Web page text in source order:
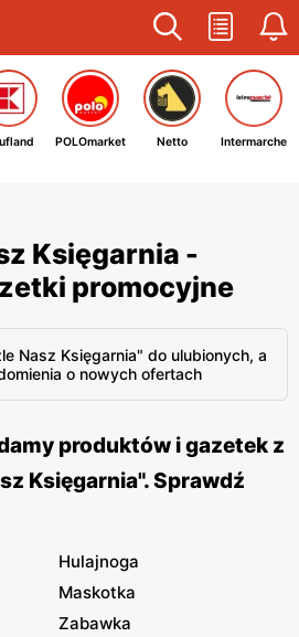
POLOmarket Netto Intermarche
Księgarnia -
promocyjne
Nasz Księgarnia" do ulubionych, a
o nowych ofertach
produktów i gazetek z
Księgarnia". Sprawdź
Hulajnoga
Maskotka
Zabawka